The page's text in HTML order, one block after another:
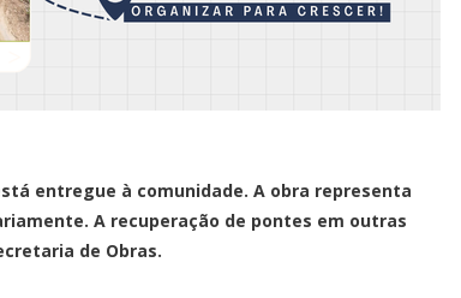
entregue à comunidade. A obra representa
A recuperação de pontes em outras
de Obras.